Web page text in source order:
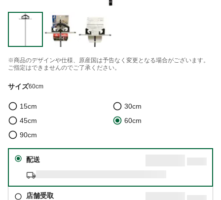
※商品のデザインや仕様、原産国は予告なく変更となる場合がございます。
ご指定はできませんのでご了承ください。
サイズ60cm
15cm
30cm
45cm
60cm
90cm
配送
店舗受取